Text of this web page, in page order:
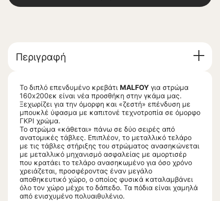
Περιγραφή
Το διπλό επενδυμένο κρεβάτι MALFOY για στρώμα
160x200εκ είναι νέα προσθήκη στην γκάμα μας.
Ξεχωρίζει για την όμορφη και «ζεστή» επένδυση με
μπουκλέ ύφασμα με καπιτονέ τεχνοτροπία σε όμορφο
ΓΚΡΙ χρώμα.
Το στρώμα «κάθεται» πάνω σε δύο σειρές από
ανατομικές τάβλες. Επιπλέον, το μεταλλικό τελάρο
με τις τάβλες στήριξης του στρώματος ανασηκώνεται
με μεταλλικό μηχανισμό ασφαλείας με αμορτισέρ
που κρατάει το τελάρο ανασηκωμένο για όσο χρόνο
χρειάζεται, προσφέροντας έναν μεγάλο
αποθηκευτικό χώρο, ο οποίος φυσικά καταλαμβάνει
όλο τον χώρο μέχρι το δάπεδο. Τα πόδια είναι χαμηλά
από ενισχυμένο πολυαιθυλένιο.